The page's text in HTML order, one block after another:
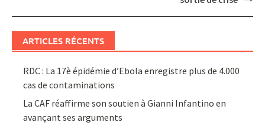
ARTICLES RÉCENTS
RDC : La 17è épidémie d’Ebola enregistre plus de 4.000
cas de contaminations
La CAF réaffirme son soutien à Gianni Infantino en
avançant ses arguments